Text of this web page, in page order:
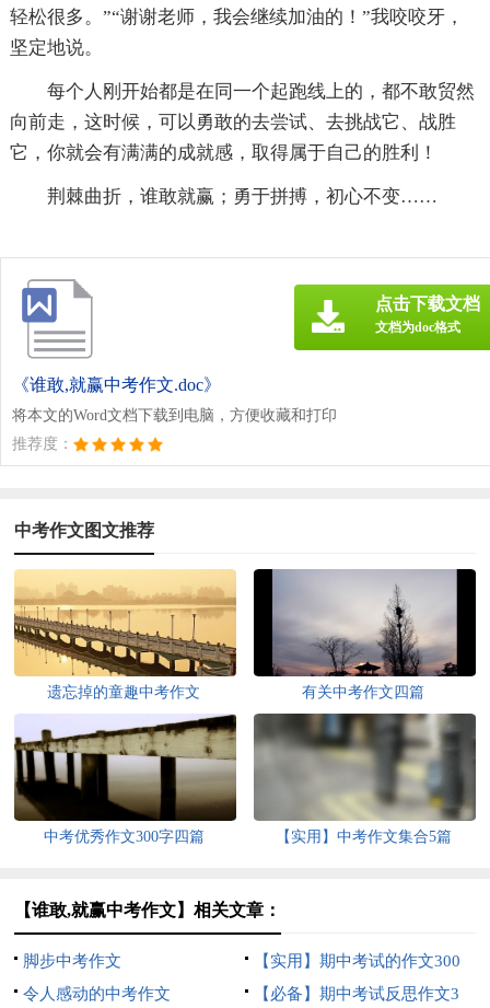
轻松很多。”“谢谢老师，我会继续加油的！”我咬咬牙，
坚定地说。
每个人刚开始都是在同一个起跑线上的，都不敢贸然
向前走，这时候，可以勇敢的去尝试、去挑战它、战胜
它，你就会有满满的成就感，取得属于自己的胜利！
荆棘曲折，谁敢就赢；勇于拼搏，初心不变……
《谁敢,就赢中考作文.doc》
将本文的Word文档下载到电脑，方便收藏和打印
推荐度：
点击下载文档
文档为doc格式
中考作文图文推荐
遗忘掉的童趣中考作文 有关中考作文四篇
中考优秀作文300字四篇 【实用】中考作文集合5篇
【谁敢,就赢中考作文】相关文章：
脚步中考作文
【实用】期中考试的作文300
字集合五篇
令人感动的中考作文 【必备】期中考试反思作文3